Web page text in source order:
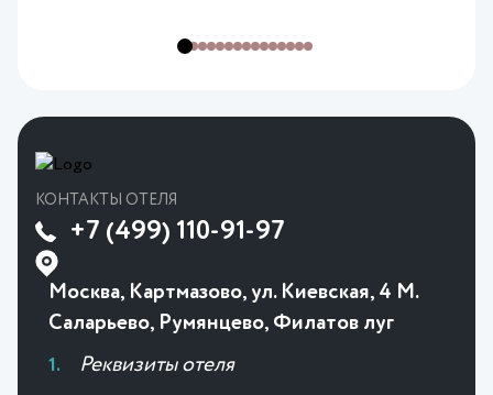
КОНТАКТЫ ОТЕЛЯ
+7 (499) 110-91-97
Москва, Картмазово, ул. Киевская, 4 М.
Саларьево, Румянцево, Филатов луг
Реквизиты отеля